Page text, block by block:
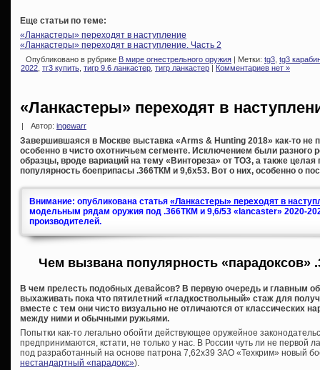
Еще статьи по теме:
«Ланкастеры» переходят в наступление
«Ланкастеры» переходят в наступление. Часть 2
Опубликовано в рубрике В мире огнестрельного оружия | Метки: tg3 tg3
2022 тг3 купить тигр 9.6 ланкастер тигр ланкастер Комментариев нет »
«Ланкастеры» переходят в
| Автор: ingewarr
Завершившаяся в Москве выставка «Arms & Hunting 2018» как-то не
особенно в чисто охотничьем сегменте. Исключением были разного
образцы, вроде вариаций на тему «Винтореза» от ТОЗ, а также
популярность боеприпасы .366ТКМ и 9,6х53. Вот о них, особенно о
Внимание: опубликована статья «Ланкастеры» переходят в
модельным рядам оружия под .366ТКМ и 9,6/53 «lancaster» 2020-
производителей.
Чем вызвана популярность «парадоксов»
В чем прелесть подобных девайсов? В первую очередь и главным
выхаживать пока что пятилетний «гладкоствольный» стаж для
вместе с тем они чисто визуально не отличаются от классических
между ними и обычными ружьями.
Попытки как-то легально обойти действующее оружейное
предпринимаются, кстати, не только у нас. В России чуть ли не первой
под разработанный на основе патрона 7,62х39 ЗАО «Техкрим» новый
нестандартный «парадокс»).